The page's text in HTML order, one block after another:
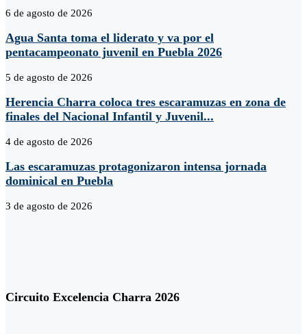
6 de agosto de 2026
Agua Santa toma el liderato y va por el
pentacampeonato juvenil en Puebla 2026
5 de agosto de 2026
Herencia Charra coloca tres escaramuzas en zona de
finales del Nacional Infantil y Juvenil...
4 de agosto de 2026
Las escaramuzas protagonizaron intensa jornada
dominical en Puebla
3 de agosto de 2026
Circuito Excelencia Charra 2026